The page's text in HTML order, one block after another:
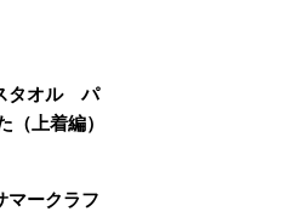
タオル パ
（上着編）
マークラフ